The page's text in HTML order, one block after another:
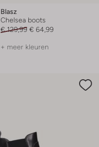
Blasz
Chelsea boots
€ 129,99 € 64,99
+ meer kleuren